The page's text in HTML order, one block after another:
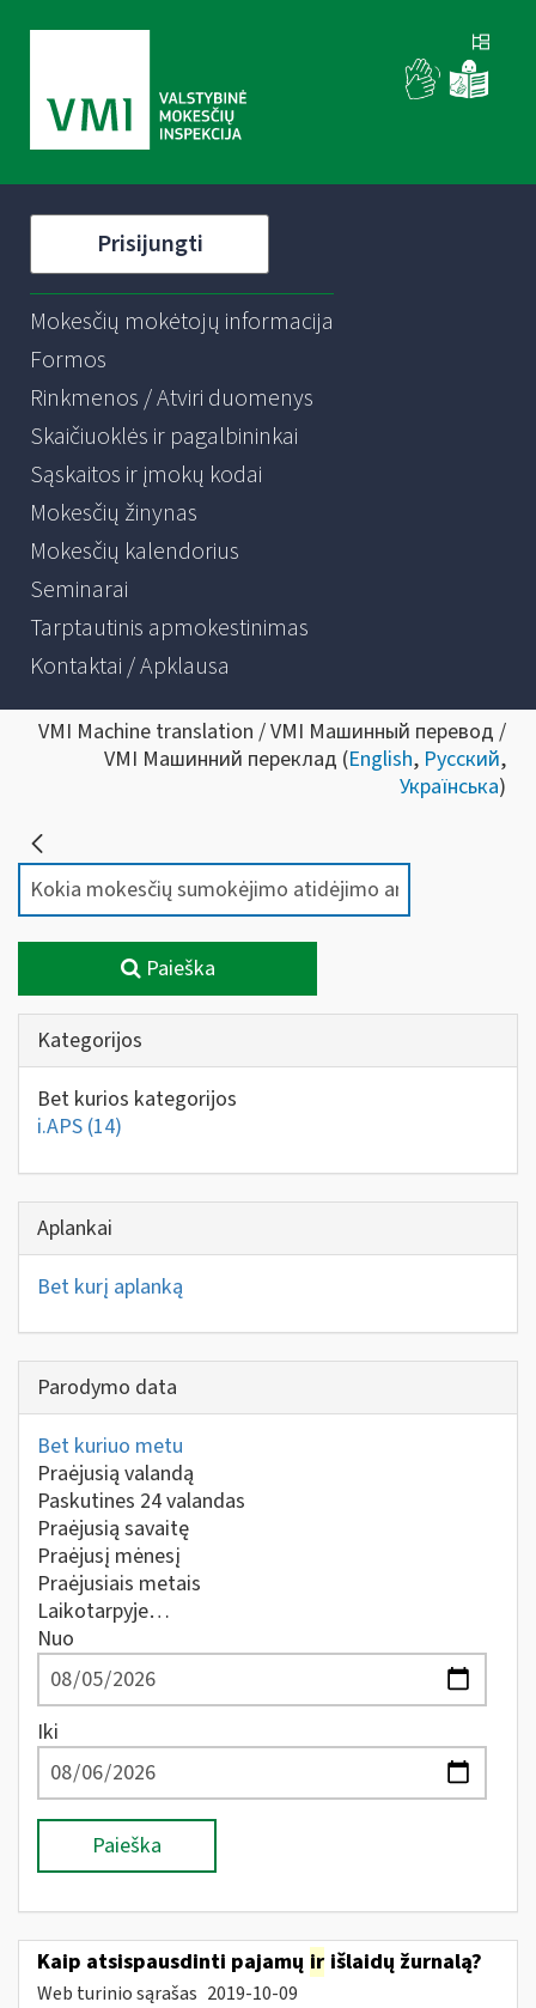
Prisijungti
Mokesčių mokėtojų informacija
Formos
Rinkmenos / Atviri duomenys
Skaičiuoklės ir pagalbininkai
Sąskaitos ir įmokų kodai
Mokesčių žinynas
Mokesčių kalendorius
Seminarai
Tarptautinis apmokestinimas
Kontaktai / Apklausa
VMI Machine translation / VMI Машинный перевод /
VMI Машинний переклад (English, Русский,
Українська)
Paieška
Kategorijos
Bet kurios kategorijos
i.APS (14)
Aplankai
Bet kurį aplanką
Parodymo data
Bet kuriuo metu
Praėjusią valandą
Paskutines 24 valandas
Praėjusią savaitę
Praėjusį mėnesį
Praėjusiais metais
Laikotarpyje…
Nuo
Iki
Paieška
Kaip atsispausdinti pajamų ir išlaidų žurnalą?
Web turinio sąrašas 2019-10-09